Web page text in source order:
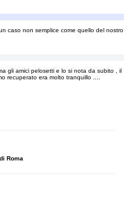
caso non semplice come quello del nostro
gli amici pelosetti e lo si nota da subito , il
recuperato era molto tranquillo ....
Roma